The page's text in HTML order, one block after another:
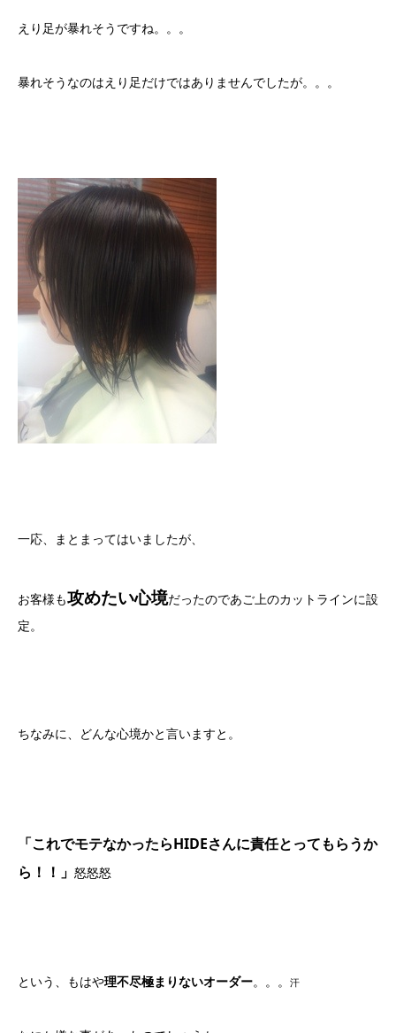
えり足が暴れそうですね。。。
暴れそうなのはえり足だけではありませんでしたが。。。
一応、まとまってはいましたが、
お客様も攻めたい心境だったのであご上のカットラインに設
定。
ちなみに、どんな心境かと言いますと。
「これでモテなかったらHIDEさんに責任とってもらうか
ら！！」 怒怒怒
という、もはや理不尽極まりないオーダー。。。 汗